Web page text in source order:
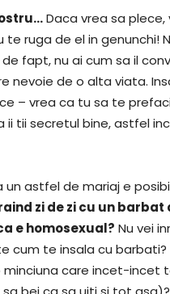
Daca vrea sa plece,
te ruga de el in genunchi!
fapt, nu ai cum sa il
nevoie de o alta viata.
– vrea ca tu sa te
ii tii secretul bine, astfel
un astfel de mariaj e
zi de zi cu un barbat
e homosexual? Nu vei
cum te insala cu barbati?
minciuna care incet-incet